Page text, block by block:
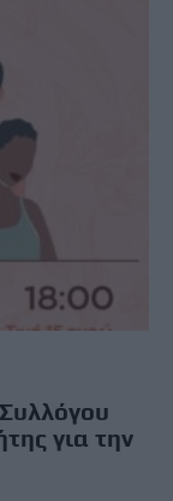
για την